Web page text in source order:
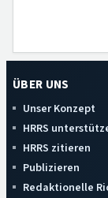
ÜBER UNS
Unser Konzept
HRRS
HRRS zitieren
Publizieren
Redaktionelle